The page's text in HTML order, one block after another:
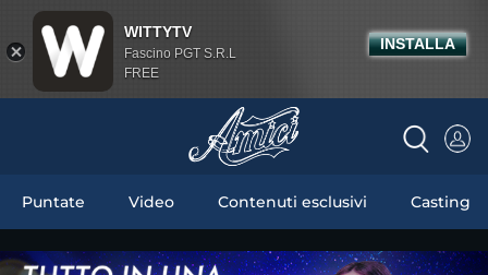
Puntate Video Contenuti esclusivi Casting
WITTYTV
Fascino PGT S.R.L
FREE
INSTALLA